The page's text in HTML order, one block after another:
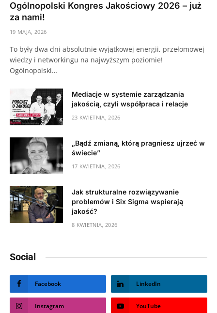
Ogólnopolski Kongres Jakościowy 2026 – już
za nami!
19 MAJA, 2026
To były dwa dni absolutnie wyjątkowej energii, przełomowej
wiedzy i networkingu na najwyższym poziomie!
Ogólnopolski…
Mediacje w systemie zarządzania
jakością, czyli współpraca i relacje
23 KWIETNIA, 2026
„Bądź zmianą, którą pragniesz ujrzeć w
świecie”
17 KWIETNIA, 2026
Jak strukturalne rozwiązywanie
problemów i Six Sigma wspierają
jakość?
8 KWIETNIA, 2026
Social
Facebook LinkedIn
Instagram YouTube